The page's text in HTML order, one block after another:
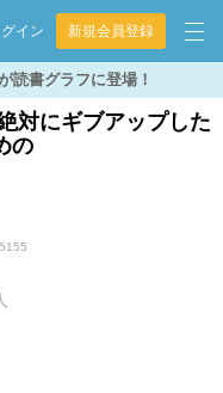
グイン 新規会員登録
読書グラフに登場！
対にギブアップした
の